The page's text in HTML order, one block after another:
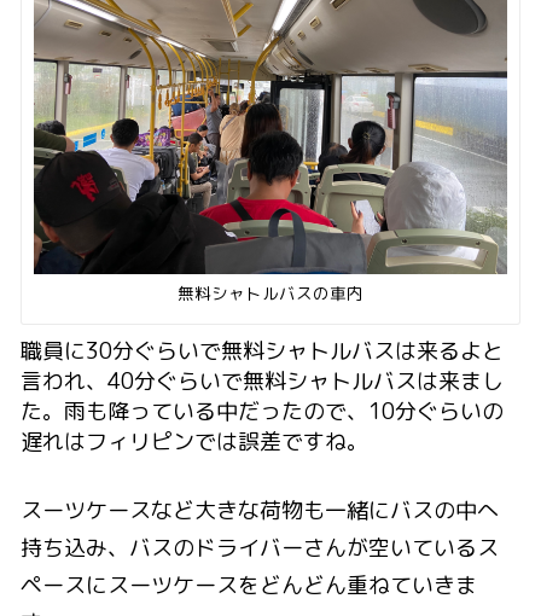
無料シャトルバスの車内
職員に30分ぐらいで無料シャトルバスは来るよと
言われ、40分ぐらいで無料シャトルバスは来まし
た。雨も降っている中だったので、10分ぐらいの
遅れはフィリピンでは誤差ですね。
スーツケースなど大きな荷物も一緒にバスの中へ
持ち込み、バスのドライバーさんが空いているス
ペースにスーツケースをどんどん重ねていきま